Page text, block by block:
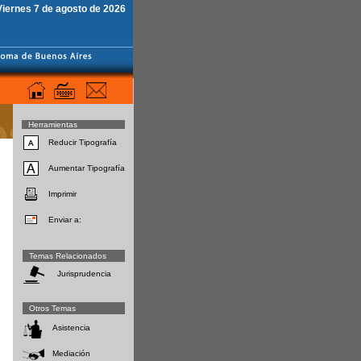
7 de agosto de 2026
Herramientas
Reducir Tipografía
Aumentar Tipografía
Imprimir
Enviar a:
Temas Relacionados
Jurisprudencia
Otros Temas
Asistencia
Mediación